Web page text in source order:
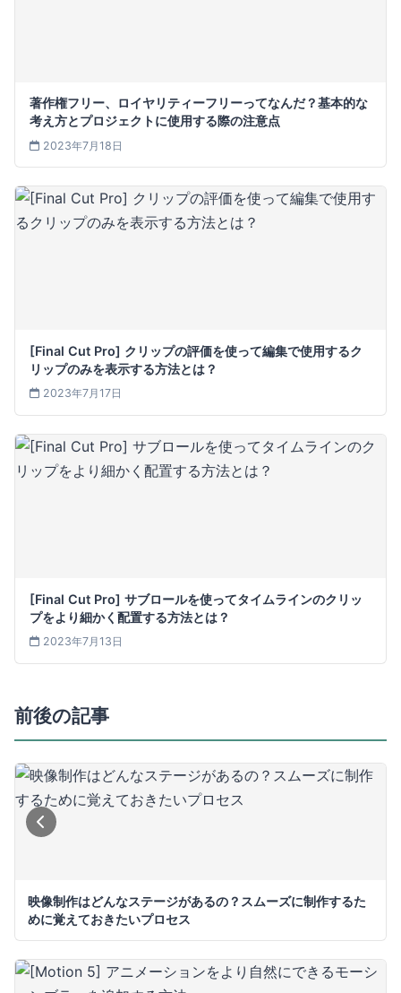
著作権フリー、ロイヤリティーフリーってなんだ？基本的な
考え方とプロジェクトに使用する際の注意点
2023年7月18日
[Final Cut Pro] クリップの評価を使って編集で使用するク
リップのみを表示する方法とは？
2023年7月17日
[Final Cut Pro] サブロールを使ってタイムラインのクリッ
プをより細かく配置する方法とは？
2023年7月13日
前後の記事
映像制作はどんなステージがあるの？スムーズに制作するた
めに覚えておきたいプロセス